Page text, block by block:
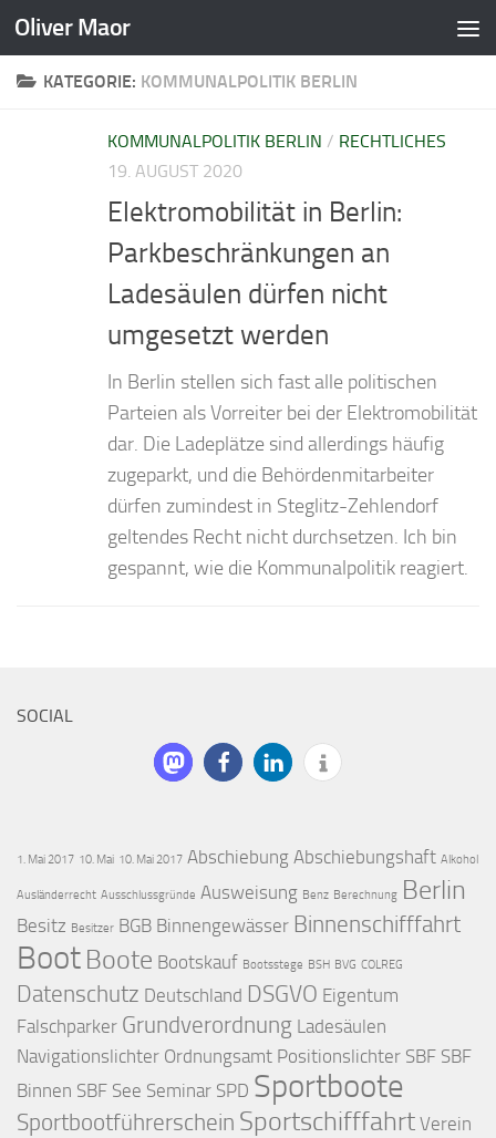
Zum Inhalt springen
Oliver Maor
KATEGORIE: KOMMUNALPOLITIK BERLIN
KOMMUNALPOLITIK BERLIN / RECHTLICHES
19. AUGUST 2020
Elektromobilität in Berlin:
Parkbeschränkungen an
Ladesäulen dürfen nicht
umgesetzt werden
In Berlin stellen sich fast alle politischen
Parteien als Vorreiter bei der Elektromobilität
dar. Die Ladeplätze sind allerdings häufig
zugeparkt, und die Behördenmitarbeiter
dürfen zumindest in Steglitz-Zehlendorf
geltendes Recht nicht durchsetzen. Ich bin
gespannt, wie die Kommunalpolitik reagiert.
SOCIAL
1. Mai 2017 10. Mai 10. Mai 2017 Abschiebung Abschiebungshaft Alkohol
Ausländerrecht Ausschlussgründe Ausweisung Benz Berechnung Berlin
Besitz Besitzer BGB Binnengewässer Binnenschifffahrt
Boot Boote Bootskauf Bootsstege BSH BVG COLREG
Datenschutz Deutschland DSGVO Eigentum
Falschparker Grundverordnung Ladesäulen
Navigationslichter Ordnungsamt Positionslichter SBF SBF
Binnen SBF See Seminar SPD Sportboote
Sportbootführerschein Sportschifffahrt Verein